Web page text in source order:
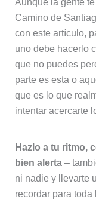
Camino de
con este artículo,
uno debe hacerlo
que no puedes
parte es esta o
que es lo que
intentar acercarte
Hazlo a tu ritmo,
bien alerta–
ni nadie y llevarte
recordar para toda